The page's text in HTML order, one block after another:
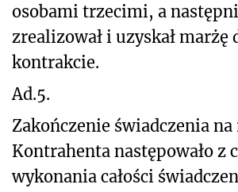
osobami trzecimi, a
zrealizował i uzyskał marżę
kontrakcie.
Ad.5.
Zakończenie świadczenia na
Kontrahenta następowało z
wykonania całości